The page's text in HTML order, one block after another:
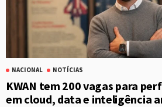
NACIONAL NOTÍCIAS
KWAN tem 200 vagas para
em cloud, data e inteligência